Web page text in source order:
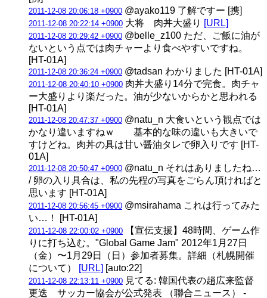
2011-12-08 20:06:18 +0900 @ayako119 了解ですー [携]
2011-12-08 20:22:14 +0900 大将 肉丼大盛り [URL]
2011-12-08 20:29:42 +0900 @belle_z100 ただ、ご飯に油が
ないという点では肉チャーより食べやすいですね。
[HT-01A]
2011-12-08 20:36:24 +0900 @tadsan わかりました [HT-01A]
2011-12-08 20:40:10 +0900 肉丼大盛り14分で完食。肉チャ
ー大盛りより楽だった。油が少ないからかと思われる
[HT-01A]
2011-12-08 20:47:37 +0900 @natu_n 大食いという観点では
かなり違いますねｗ 基本的な味の違いも大きいで
すけどね。肉丼の具は甘い醤油タレで卵入りです [HT-
01A]
2011-12-08 20:50:47 +0900 @natu_n それはありましたね…
/ 卵の入り具合は、私の先程の写真をごらん頂ければと
思います [HT-01A]
2011-12-08 20:56:45 +0900 @msirahama これは行ってみた
い…！ [HT-01A]
2011-12-08 22:00:02 +0900 【宣伝支援】48時間、ゲーム作
りに打ち込む。"Global Game Jam" 2012年1月27日
（金）〜1月29日（日）参加者募集。詳細（札幌開催
について）
[URL] [auto:22]
2011-12-08 22:13:11 +0900 見てる: 韓国代表の趙広来監督
更迭 サッカー協会が公式発表 （聯合ニュース） -